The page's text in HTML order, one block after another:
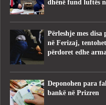
dhënë fund luftës
Përleshje mes disa
në Ferizaj,
përdoret edhe
Deponohen para
bankë në Prizren